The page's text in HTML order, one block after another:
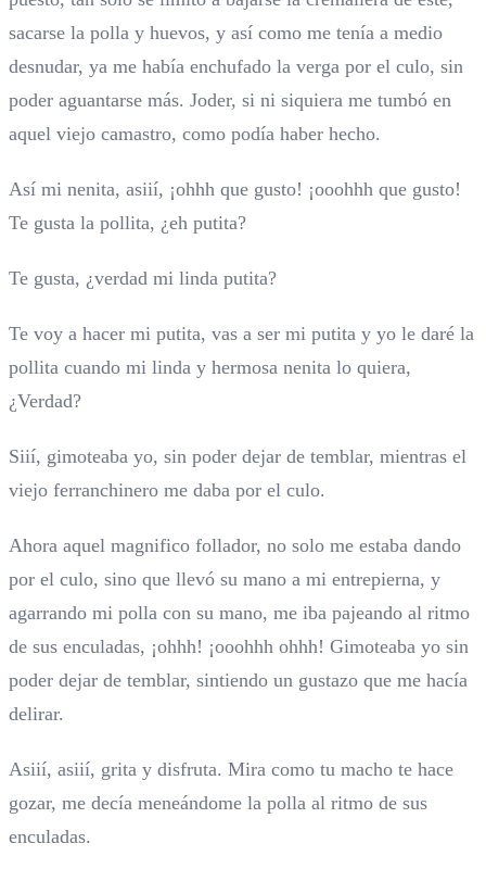
sacarse la polla y huevos, y así como me tenía a medio
desnudar, ya me había enchufado la verga por el culo, sin
poder aguantarse más. Joder, si ni siquiera me tumbó en
aquel viejo camastro, como podía haber hecho.
Así mi nenita, asiií, ¡ohhh que gusto! ¡ooohhh que gusto!
Te gusta la pollita, ¿eh putita?
Te gusta, ¿verdad mi linda putita?
Te voy a hacer mi putita, vas a ser mi putita y yo le daré la
pollita cuando mi linda y hermosa nenita lo quiera,
¿Verdad?
Siií, gimoteaba yo, sin poder dejar de temblar, mientras el
viejo ferranchinero me daba por el culo.
Ahora aquel magnifico follador, no solo me estaba dando
por el culo, sino que llevó su mano a mi entrepierna, y
agarrando mi polla con su mano, me iba pajeando al ritmo
de sus enculadas, ¡ohhh! ¡ooohhh ohhh! Gimoteaba yo sin
poder dejar de temblar, sintiendo un gustazo que me hacía
delirar.
Asiií, asiií, grita y disfruta. Mira como tu macho te hace
gozar, me decía meneándome la polla al ritmo de sus
enculadas.